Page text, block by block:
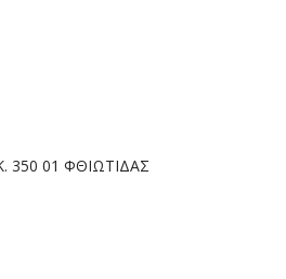
350 01 ΦΘΙΩΤΙΔΑΣ